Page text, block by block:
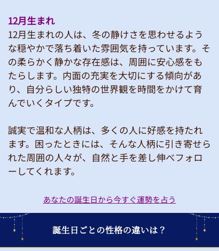
12月生まれ
12月生まれの人は、冬の静けさを思わせるよう
な穏やかで落ち着いた雰囲気を持っています。そ
の柔らかく静かな存在感は、周囲に安心感をも
たらします。内面の充実を大切にする傾向があ
り、自分らしい独特の世界観を時間をかけて育
んでいくタイプです。
誠実で温和な人柄は、多くの人に好感を持たれ
ます。困ったときには、そんな人柄に引き寄せら
れた周囲の人々が、自然と手を差し伸べフォロ
ーしてくれます。
あなたの誕生日から今すぐ運勢を占う
誕生日ごとの性格の違いは？